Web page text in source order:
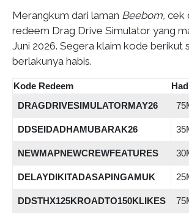
Merangkum dari laman Beebom, cek
redeem Drag Drive Simulator yang
Juni 2026. Segera klaim kode berikut
berlakunya habis.
Kode Redeem
DRAGDRIVESIMULATORMAY26
DDSEIDADHAMUBARAK26
NEWMAPNEWCREWFEATURES
DELAYDIKITADASAPINGAMUK
DDSTHX125KROADTO150KLIKES